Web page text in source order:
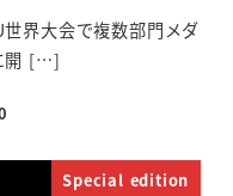
界大会で複数部門メダ
開 […]
Special edition